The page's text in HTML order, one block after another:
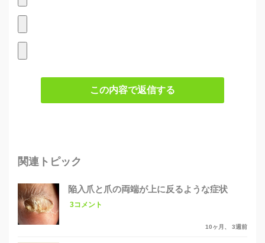
この内容で返信する
関連トピック
陥入爪と爪の両端が上に反るような症状
3コメント
10ヶ月、 3週前